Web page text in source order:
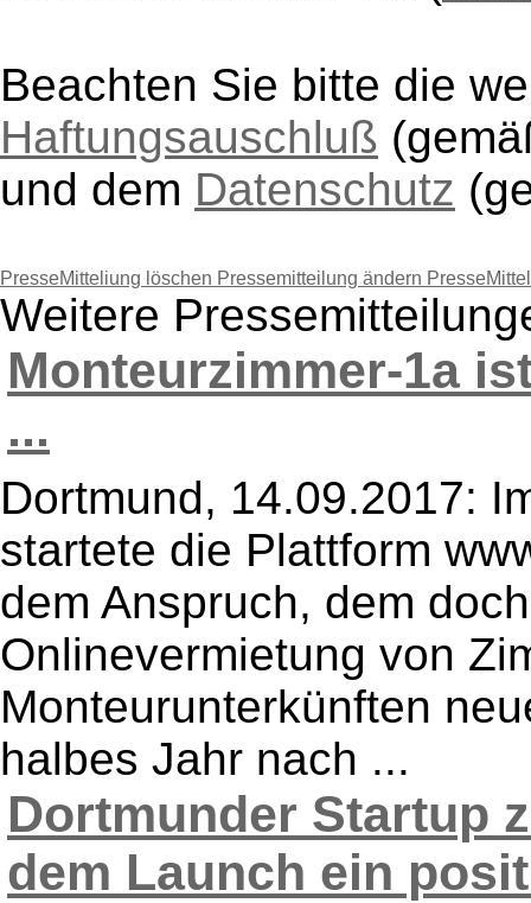
Beachten Sie bitte die
Haftungsauschluß
und dem Datenschutz
PresseMitteliung löschen Pressemitteilung ändern
Weitere
Monteurzimmer-1a
...
Dortmund, 14.09.2017:
startete die Plattform
dem Anspruch, dem
Onlinevermietung von
Monteurunterkünften
halbes Jahr nach ...
Dortmunder Startup
dem Launch ein